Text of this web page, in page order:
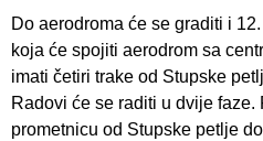
Do aerodroma će se graditi i
koja će spojiti aerodrom sa
imati četiri trake od Stupske
Radovi će se raditi u dvije faze.
prometnicu od Stupske petlje